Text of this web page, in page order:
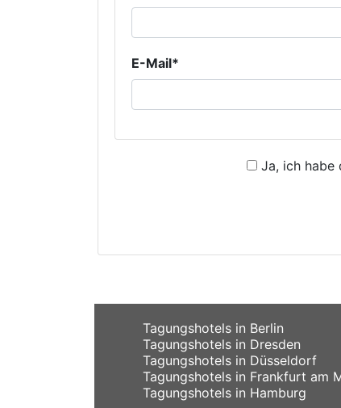
E-Mail*
Ja, ich habe
Tagungshotels in Berlin
Tagungshotels in Dresden
Tagungshotels in Düsseldorf
Tagungshotels in Frankfurt am
Tagungshotels in Hamburg